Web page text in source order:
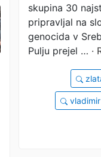
skupina 30
pripravljal na
genocida v
Pulju prejel … ·